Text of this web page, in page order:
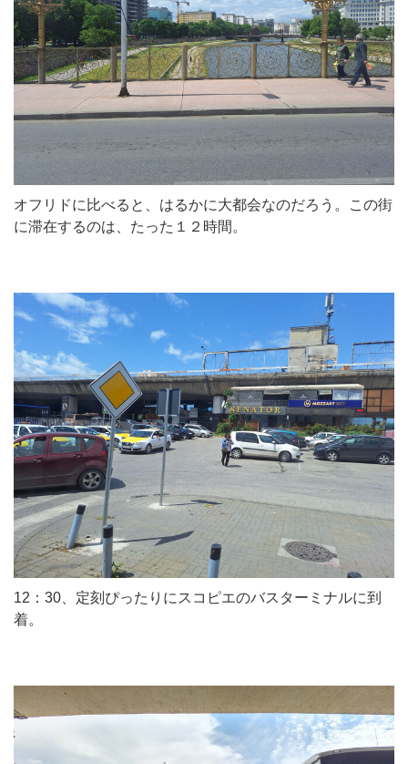
オフリドに比べると、はるかに大都会なのだろう。この街
に滞在するのは、たった１２時間。
12：30、定刻ぴったりにスコピエのバスターミナルに到
着。